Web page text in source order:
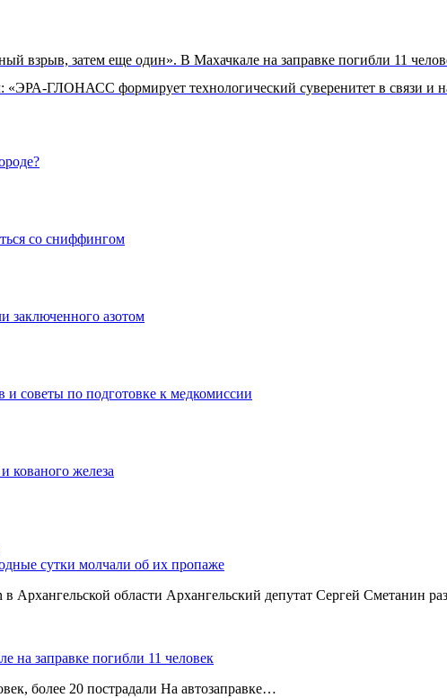
взрыв, затем еще один». В Махачкале на заправке погибли 11
«ЭРА-ГЛОНАСС формирует технологический суверенитет в связи и
со сниффингом
заключенного азотом
советы по подготовке к медкомиссии
кованого железа
сутки молчали об их пропаже
Архангельской области Архангельский депутат Сергей Сметанин
на заправке погибли 11 человек
более 20 пострадали На автозаправке…